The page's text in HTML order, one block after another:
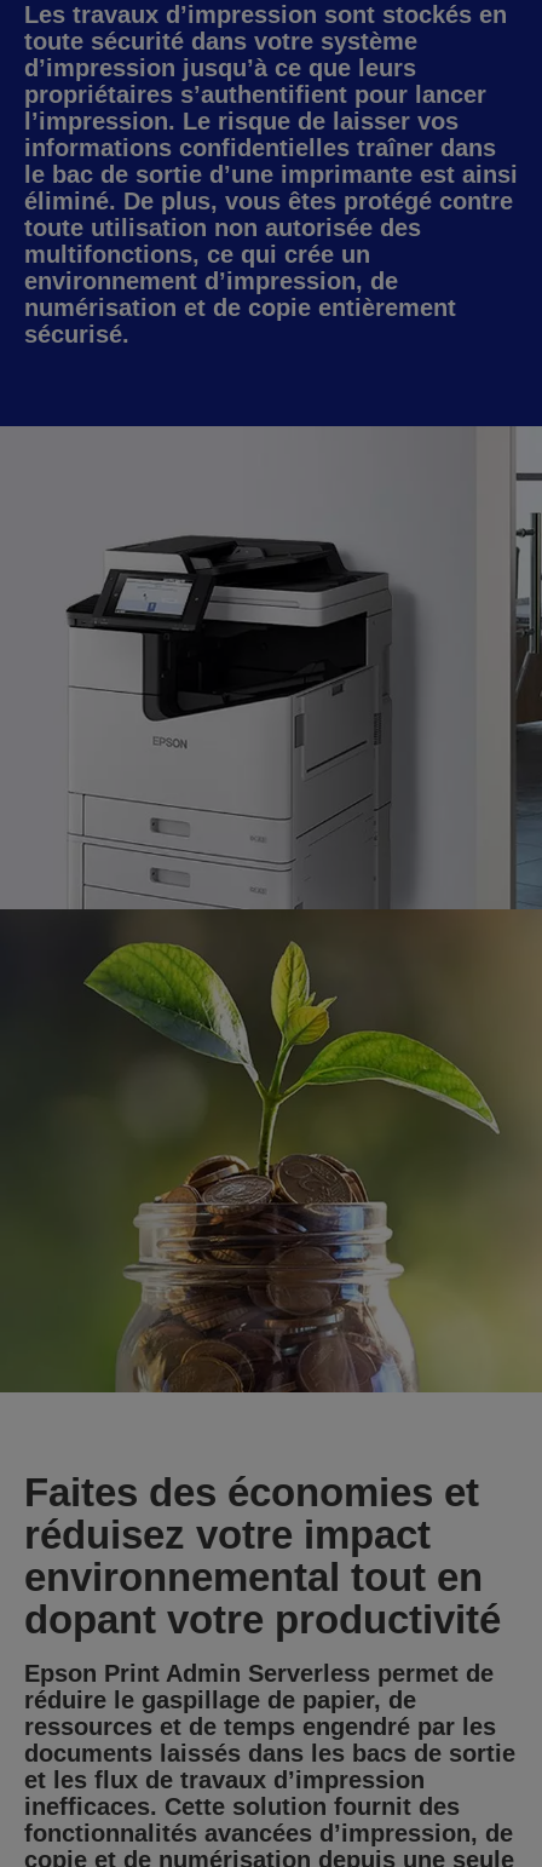
Les travaux d’impression sont stockés en
toute sécurité dans votre système
d’impression jusqu’à ce que leurs
propriétaires s’authentifient pour lancer
l’impression. Le risque de laisser vos
informations confidentielles traîner dans
le bac de sortie d’une imprimante est ainsi
éliminé. De plus, vous êtes protégé contre
toute utilisation non autorisée des
multifonctions, ce qui crée un
environnement d’impression, de
numérisation et de copie entièrement
sécurisé.
Faites des économies et
réduisez votre impact
environnemental tout en
dopant votre productivité
Epson Print Admin Serverless permet de
réduire le gaspillage de papier, de
ressources et de temps engendré par les
documents laissés dans les bacs de sortie
et les flux de travaux d’impression
inefficaces. Cette solution fournit des
fonctionnalités avancées d’impression, de
copie et de numérisation depuis une seule